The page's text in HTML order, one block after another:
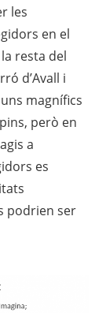
les
en el
resta del
d’Avall i
magnífics
però en
a
es
podrien ser